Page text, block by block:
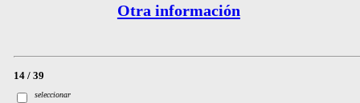
Otra información
14 / 39
seleccionar